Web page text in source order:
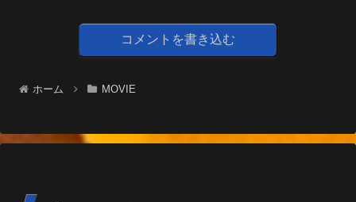
コメントを書き込む
ホーム MOVIE